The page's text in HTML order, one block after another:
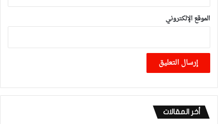
الموقع الإلكتروني
أخر المقالات